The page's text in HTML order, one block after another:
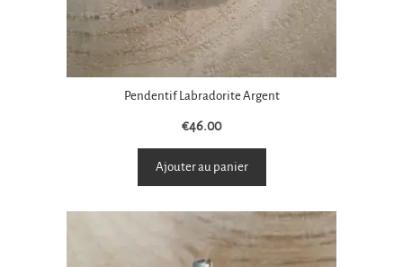
Pendentif Labradorite Argent
€46.00
Ajouter au panier